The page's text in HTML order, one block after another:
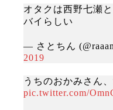
オタクは西野七瀬
バイらしい
— さとちん
2019
うちのおかみさん
pic.twitter.com/